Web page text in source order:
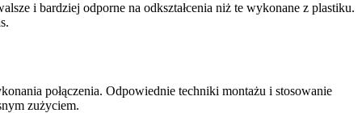
i bardziej odporne na odkształcenia niż te wykonane z plastiku.
połączenia. Odpowiednie techniki montażu i stosowanie
zużyciem.